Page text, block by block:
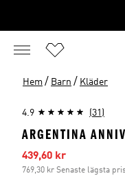
Hem / Barn / Kläder
4.9 (31)
ARGENTINA
Reapris
439,60 kr
769,30 kr Senaste lägsta